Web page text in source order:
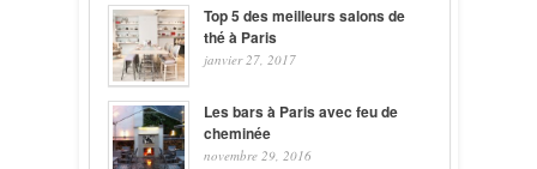
Top 5 des meilleurs salons de
thé à Paris
janvier 27, 2017
Les bars à Paris avec feu de
cheminée
novembre 29, 2016